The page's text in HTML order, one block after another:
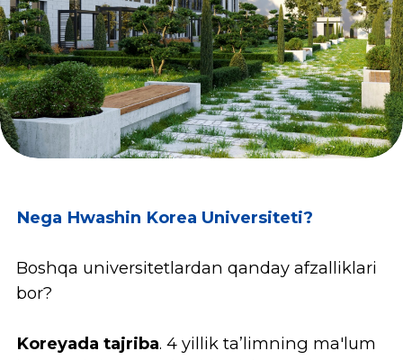
dasturlarida qatnashish orqali 4 yilda 2 ta
diplomga ega bo‘lish imkoniyati mavjud.
Koreys tili darslari.Koreys tilini
universitetimizdagi eng malakali professor-
o'qituvchilar va bepul video
darsliklarimizdan o'rganish imkoniyati
taqdim etiladi. Toshkent shahridagi Koreya
Respublikasining taʼlim markazi (direktor
markazini tashkil etish orqali tez orada
oʻrganuvchilar uchun bepul onlayn
darslarni taqdim etish rejalashtirilgan.
salohiyatga ega yetakchi Koreyalik